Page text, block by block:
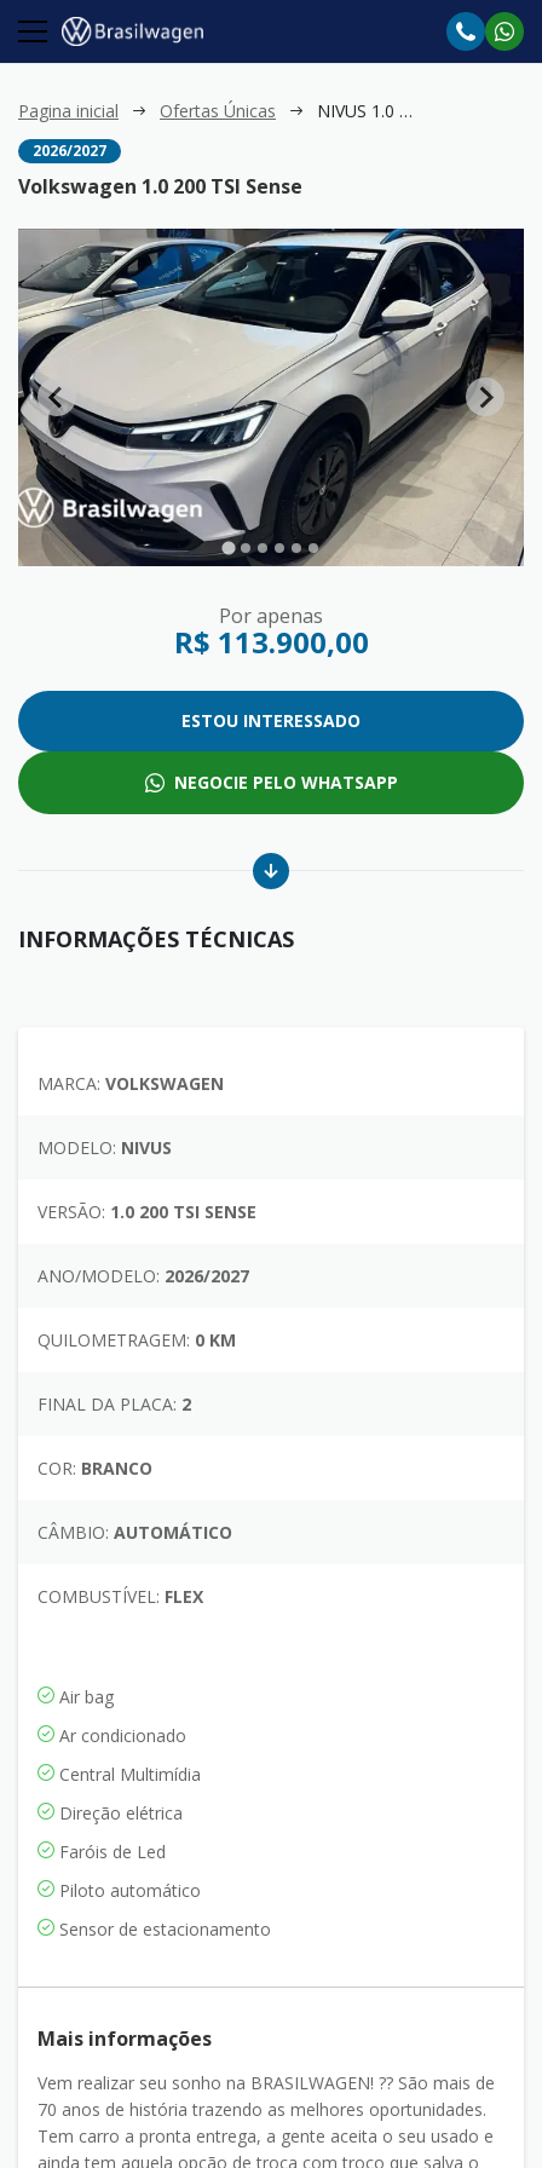
Pagina inicial Ofertas Únicas NIVUS 1.0 200 TSI Sense
2026/2027
Volkswagen 1.0 200 TSI Sense
Por apenas
R$ 113.900,00
ESTOU INTERESSADO
NEGOCIE PELO WHATSAPP
INFORMAÇÕES TÉCNICAS
MARCA: VOLKSWAGEN
MODELO: NIVUS
VERSÃO: 1.0 200 TSI SENSE
ANO/MODELO: 2026/2027
QUILOMETRAGEM: 0 KM
FINAL DA PLACA: 2
COR: BRANCO
CÂMBIO: AUTOMÁTICO
COMBUSTÍVEL: FLEX
Air bag
Ar condicionado
Central Multimídia
Direção elétrica
Faróis de Led
Piloto automático
Sensor de estacionamento
Mais informações
Vem realizar seu sonho na BRASILWAGEN! ?? São mais de
70 anos de história trazendo as melhores oportunidades.
Tem carro a pronta entrega, a gente aceita o seu usado e
ainda tem aquela opção de troca com troco que salva o